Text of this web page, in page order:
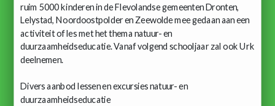
ruim 5000 kinderen in de Flevolandse gemeenten Dronten,
Lelystad, Noordoostpolder en Zeewolde mee gedaan aan een
activiteit of les met het thema natuur- en
duurzaamheidseducatie. Vanaf volgend schooljaar zal ook Urk
deelnemen.
Divers aanbod lessen en excursies natuur- en
duurzaamheidseducatie